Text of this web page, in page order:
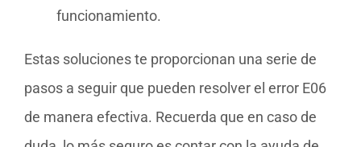
funcionamiento.
Estas soluciones te proporcionan una serie de
pasos a seguir que pueden resolver el error E06
de manera efectiva. Recuerda que en caso de